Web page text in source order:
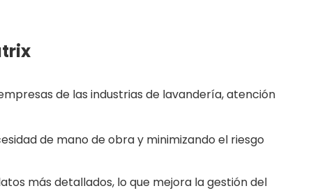
de las industrias de lavandería, atención
de mano de obra y minimizando el riesgo
más detallados, lo que mejora la gestión del